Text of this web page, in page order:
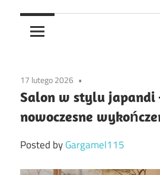
17 lutego 2026
Salon w stylu japandi
nowoczesne
Posted byGargamel115